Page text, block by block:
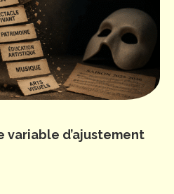
d’ajustement